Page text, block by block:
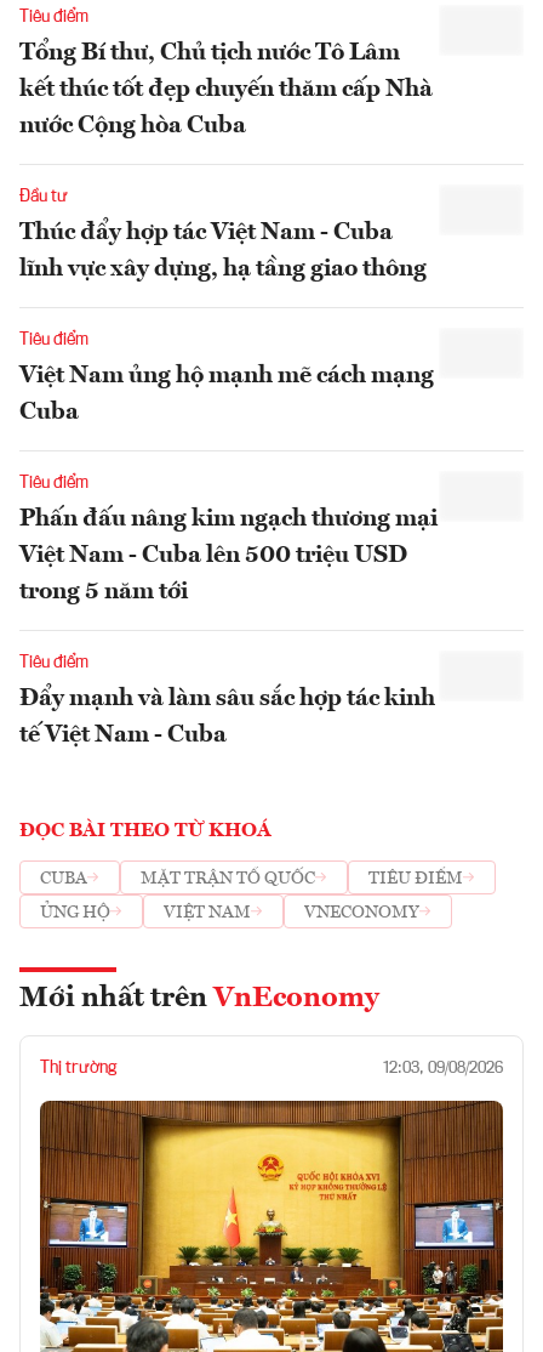
Tiêu điểm
Tổng Bí thư, Chủ tịch nước Tô Lâm
kết thúc tốt đẹp chuyến thăm cấp Nhà
nước Cộng hòa Cuba
Đầu tư
Thúc đẩy hợp tác Việt Nam - Cuba
lĩnh vực xây dựng, hạ tầng giao thông
Tiêu điểm
Việt Nam ủng hộ mạnh mẽ cách mạng
Cuba
Tiêu điểm
Phấn đấu nâng kim ngạch thương mại
Việt Nam - Cuba lên 500 triệu USD
trong 5 năm tới
Tiêu điểm
Đẩy mạnh và làm sâu sắc hợp tác kinh
tế Việt Nam - Cuba
ĐỌC BÀI THEO TỪ KHOÁ
CUBA MẶT TRẬN TỔ QUỐC
TIÊU ĐIỂM
ỦNG HỘ
VIỆT NAM VNECONOMY
Mới nhất trên VnEconomy
Thị trường 12:03, 09/08/2026